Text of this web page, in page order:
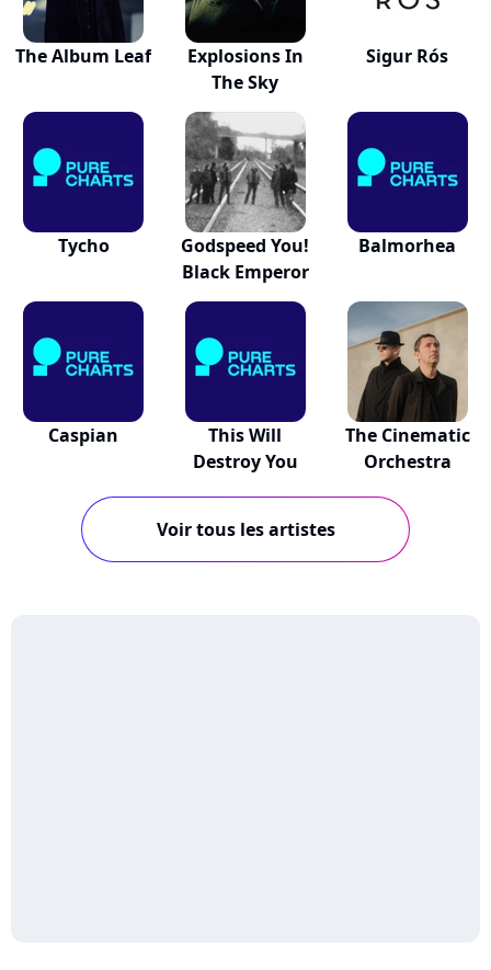
The Album Leaf
Explosions In
The Sky
Sigur Rós
Tycho
Godspeed You!
Black Emperor
Balmorhea
Caspian
This Will
Destroy You
The Cinematic
Orchestra
Voir tous les artistes